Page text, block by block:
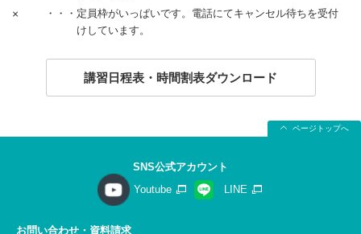
×
・・・定員枠がいっぱいです。電話にてキャンセル待ちを受付
けしています。
講習日程表・時間割表ダウンロード
ページトップへ
SNS公式アカウント
Youtube
LINE
お問い合わせ・資料請求